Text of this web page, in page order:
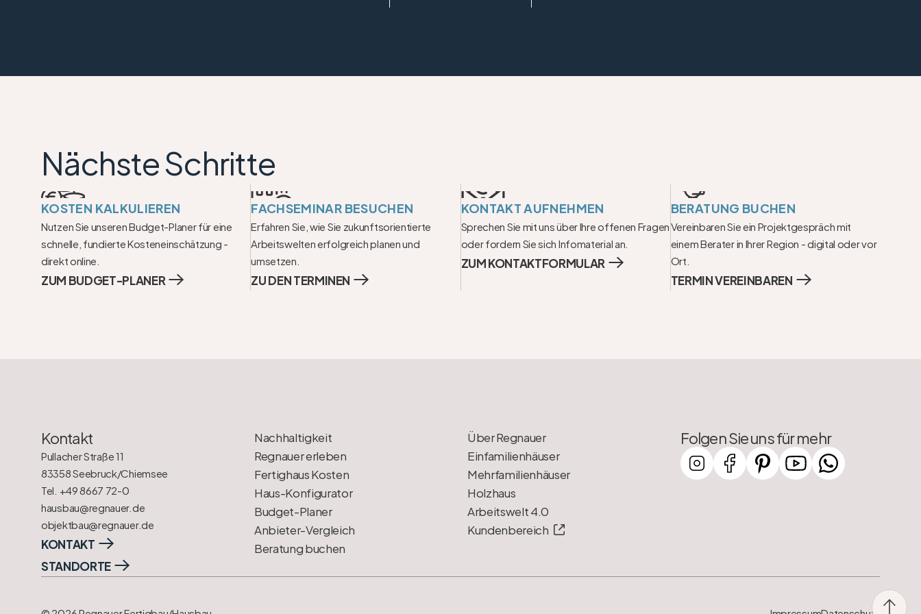
Nächste Schritte
KOSTEN KALKULIEREN
Nutzen Sie unseren Budget-Planer für eine
schnelle, fundierte Kosteneinschätzung -
direkt online.
ZUM BUDGET-PLANER
FACHSEMINAR BESUCHEN
Erfahren Sie, wie Sie zukunftsorientierte
Arbeitswelten erfolgreich planen und
umsetzen.
ZU DEN TERMINEN
KONTAKT AUFNEHMEN
Sprechen Sie mit uns über Ihre offenen Fragen
oder fordern Sie sich Infomaterial an.
ZUM KONTAKTFORMULAR
BERATUNG BUCHEN
Vereinbaren Sie ein Projektgespräch mit
einem Berater in Ihrer Region - digital oder vor
Ort.
TERMIN VEREINBAREN
Kontakt
Pullacher Straße 11
83358 Seebruck/Chiemsee
Tel. +49 8667 72-0
hausbau@regnauer.de
objektbau@regnauer.de
KONTAKT
STANDORTE
Nachhaltigkeit
Regnauer erleben
Fertighaus Kosten
Haus-Konfigurator
Budget-Planer
Anbieter-Vergleich
Beratung buchen
Über Regnauer
Einfamilienhäuser
Mehrfamilienhäuser
Holzhaus
Arbeitswelt 4.0
Kundenbereich
Folgen Sie uns für mehr